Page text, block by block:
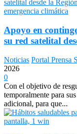
Apoyo en
su red satelital
Noticias Portal Prensa
2026
0
Con el objetivo de
temporalmente para
adicional, para que...